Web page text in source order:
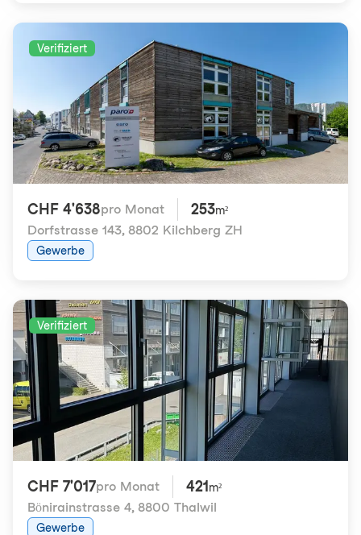
Verifiziert
CHF 4'638pro Monat 253m²
Dorfstrasse 143, 8802 Kilchberg ZH
Gewerbe
Verifiziert
CHF 7'017pro Monat 421 m²
Bönirainstrasse 4, 8800 Thalwil
Gewerbe